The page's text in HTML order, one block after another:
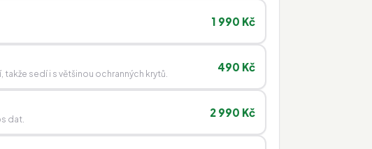
1 990 Kč
sedí i s většinou ochranných krytů.
490 Kč
dat.
2 990 Kč